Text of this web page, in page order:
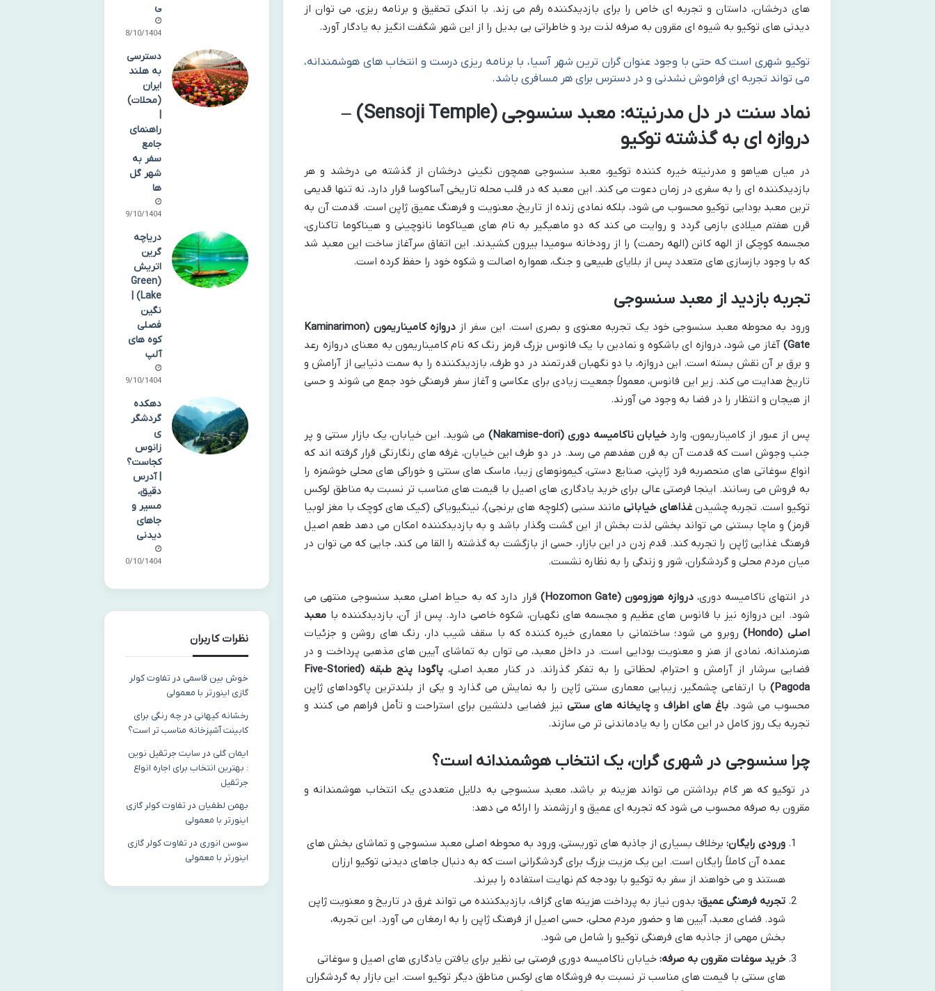
های درخشان، داستان و تجربه ای خاص را برای بازدیدکننده رقم می زند. با اندکی تحقیق و برنامه ریزی، می توان از
دیدنی های توکیو به شیوه ای مقرون به صرفه لذت برد و خاطراتی بی بدیل را از این شهر شگفت انگیز به یادگار آورد.
توکیو شهری است که حتی با وجود عنوان گران ترین شهر آسیا، با برنامه ریزی درست و انتخاب های هوشمندانه،
می تواند تجربه ای فراموش نشدنی و در دسترس برای هر مسافری باشد.
نماد سنت در دل مدرنیته: معبد سنسوجی (Sensoji Temple) –
دروازه ای به گذشته توکیو
در میان هیاهو و مدرنیته خیره کننده توکیو، معبد سنسوجی همچون نگینی درخشان از گذشته می درخشد و هر
بازدیدکننده ای را به سفری در زمان دعوت می کند. این معبد که در قلب محله تاریخی آساکوسا قرار دارد، نه تنها قدیمی
ترین معبد بودایی توکیو محسوب می شود، بلکه نمادی زنده از تاریخ، معنویت و فرهنگ عمیق ژاپن است. قدمت آن به
قرن هفتم میلادی بازمی گردد و روایت می کند که دو ماهیگیر به نام های هیناکوما نانوچینی و هیناکوما تاکناری،
مجسمه کوچکی از الهه کانن (الهه رحمت) را از رودخانه سومیدا بیرون کشیدند. این اتفاق سرآغاز ساخت این معبد شد
که با وجود بازسازی های متعدد پس از بلایای طبیعی و جنگ، همواره اصالت و شکوه خود را حفظ کرده است.
تجربه بازدید از معبد سنسوجی
ورود به محوطه معبد سنسوجی خود یک تجربه معنوی و بصری است. این سفر از
دروازه کامیناریمون (Kaminarimon
Gate) آغاز می شود، دروازه ای باشکوه و نمادین با یک فانوس بزرگ قرمز رنگ که نام کامیناریمون به معنای دروازه رعد
و برق بر آن نقش بسته است. این دروازه، با دو نگهبان قدرتمند در دو طرف، بازدیدکننده را به سمت دنیایی از آرامش و
تاریخ هدایت می کند. زیر این فانوس، معمولاً جمعیت زیادی برای عکاسی و آغاز سفر فرهنگی خود جمع می شوند و حسی
از هیجان و انتظار را در فضا به وجود می آورند.
پس از عبور از کامیناریمون، وارد خیابان ناکامیسه دوری (Nakamise-dori)
می شوید. این خیابان، یک بازار سنتی و پر
جنب وجوش است که قدمت آن به قرن هفدهم می رسد. در دو طرف این خیابان، غرفه های رنگارنگی قرار گرفته اند که
انواع سوغاتی های منحصربه فرد ژاپنی، صنایع دستی، کیمونوهای زیبا، ماسک های سنتی و خوراکی های محلی خوشمزه را
به فروش می رسانند. اینجا فرصتی عالی برای خرید یادگاری های اصیل با قیمت های مناسب تر نسبت به مناطق لوکس
توکیو است. تجربه چشیدنغذاهای خیابانیمانند سنبی (کلوچه های برنجی)، نینگیویاکی (کیک های کوچک با مغز لوبیا
قرمز) و ماچا بستنی می تواند بخشی لذت بخش از این گشت وگذار باشد و به بازدیدکننده امکان می دهد طعم اصیل
فرهنگ غذایی ژاپن را تجربه کند. قدم زدن در این بازار، حسی از بازگشت به گذشته را القا می کند، جایی که می توان در
میان مردم محلی و گردشگران، شور و زندگی را به نظاره نشست.
در انتهای ناکامیسه دوری،دروازه هوزومون (Hozomon Gate)
قرار دارد که به حیاط اصلی معبد سنسوجی منتهی می
شود. این دروازه نیز با فانوس های عظیم و مجسمه های نگهبان، شکوه خاصی دارد. پس از آن، بازدیدکننده با معبد
اصلی (Hondo)
روبرو می شود؛ ساختمانی با معماری خیره کننده که با سقف شیب دار، رنگ های روشن و جزئیات
هنرمندانه، نمادی از هنر و معنویت بودایی است. در داخل معبد، می توان به تماشای آیین های مذهبی پرداخت و در
فضایی سرشار از آرامش و احترام، لحظاتی را به تفکر گذراند. در کنار معبد اصلی،
پاگودا پنج طبقه (Five-Storied
Pagoda)
با ارتفاعی چشمگیر، زیبایی معماری سنتی ژاپن را به نمایش می گذارد و یکی از بلندترین پاگوداهای ژاپن
محسوب می شود. باغ های اطراف وچایخانه های سنتی نیز فضایی دلنشین برای استراحت و تأمل فراهم می کنند و
تجربه یک روز کامل در این مکان را به یادماندنی تر می سازند.
چرا سنسوجی در شهری گران، یک انتخاب هوشمندانه است؟
در توکیو که هر گام برداشتن می تواند هزینه بر باشد، معبد سنسوجی به دلایل متعددی یک انتخاب هوشمندانه و
مقرون به صرفه محسوب می شود که تجربه ای عمیق و ارزشمند را ارائه می دهد:
ورودی رایگان: برخلاف بسیاری از جاذبه های توریستی، ورود به محوطه اصلی معبد سنسوجی و تماشای بخش های
عمده آن کاملاً رایگان است. این یک مزیت بزرگ برای گردشگرانی است که به دنبال جاهای دیدنی توکیو ارزان
هستند و می خواهند از سفر به توکیو با بودجه کم نهایت استفاده را ببرند.
تجربه فرهنگی عمیق: بدون نیاز به پرداخت هزینه های گزاف، بازدیدکننده می تواند غرق در تاریخ و معنویت ژاپن
شود. فضای معبد، آیین ها و حضور مردم محلی، حسی اصیل از فرهنگ ژاپن را به ارمغان می آورد. این تجربه،
بخش مهمی از جاذبه های فرهنگی توکیو را شامل می شود.
خرید سوغات مقرون به صرفه: خیابان ناکامیسه دوری فرصتی بی نظیر برای یافتن یادگاری های اصیل و سوغاتی
های سنتی با قیمت های مناسب تر نسبت به فروشگاه های لوکس مناطق دیگر توکیو است. این بازار به گردشگران
ی
08/10/1404
دسترسی
به هلند
ایران
(محلات)
|
راهنمای
جامع
سفر به
شهر گل
ها
09/10/1404
دریاچه
گرین
اتریش
(Green
Lake) |
نگین
فصلی
کوه های
آلپ
09/10/1404
دهکده
گردشگر
ی
زانوس
کجاست؟
| آدرس
دقیق،
مسیر و
جاهای
دیدنی
10/10/1404
نظرات کاربران
خوش بین قاسمی در تفاوت کولر
گازی اینورتر با معمولی
رخشانه کیهانی در چه رنگی برای
کابینت آشپزخانه مناسب‌ تر است؟
ایمان گلی در سایت جرثقیل نوین
: بهترین انتخاب برای اجاره انواع
جرثقیل
بهمن لطفیان در تفاوت کولر گازی
اینورتر با معمولی
سوسن انوری در تفاوت کولر گازی
اینورتر با معمولی